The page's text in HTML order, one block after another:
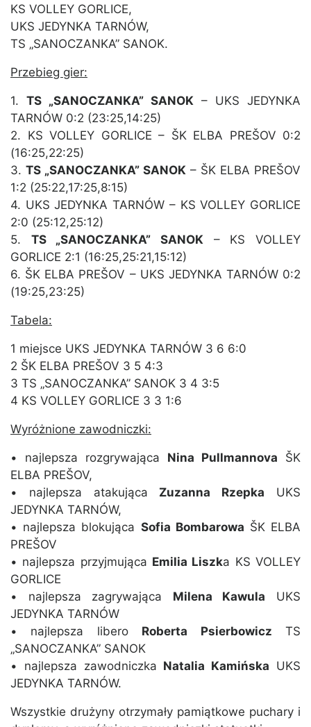
KS VOLLEY GORLICE,
UKS JEDYNKA TARNÓW,
TS „SANOCZANKA” SANOK.
Przebieg gier:
1. TS „SANOCZANKA” SANOK – UKS JEDYNKA
TARNÓW 0:2 (23:25,14:25)
2. KS VOLLEY GORLICE – ŠK ELBA PREŠOV 0:2
(16:25,22:25)
3. TS „SANOCZANKA” SANOK – ŠK ELBA PREŠOV
1:2 (25:22,17:25,8:15)
4. UKS JEDYNKA TARNÓW – KS VOLLEY GORLICE
2:0 (25:12,25:12)
5. TS „SANOCZANKA” SANOK – KS VOLLEY
GORLICE 2:1 (16:25,25:21,15:12)
6. ŠK ELBA PREŠOV – UKS JEDYNKA TARNÓW 0:2
(19:25,23:25)
Tabela:
1 miejsce UKS JEDYNKA TARNÓW 3 6 6:0
2 ŠK ELBA PREŠOV 3 5 4:3
3 TS „SANOCZANKA” SANOK 3 4 3:5
4 KS VOLLEY GORLICE 3 3 1:6
Wyróżnione zawodniczki:
• najlepsza rozgrywająca Nina Pullmannova ŠK
ELBA PREŠOV,
• najlepsza atakująca Zuzanna Rzepka UKS
JEDYNKA TARNÓW,
• najlepsza blokująca Sofia Bombarowa ŠK ELBA
PREŠOV
• najlepsza przyjmująca Emilia Liszka KS VOLLEY
GORLICE
• najlepsza zagrywająca Milena Kawula UKS
JEDYNKA TARNÓW
• najlepsza libero Roberta Psierbowicz TS
„SANOCZANKA” SANOK
• najlepsza zawodniczka Natalia Kamińska UKS
JEDYNKA TARNÓW.
Wszystkie drużyny otrzymały pamiątkowe puchary i